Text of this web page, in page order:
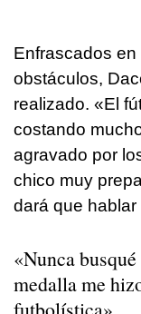
Enfrascados
obstáculos,
realizado. «El
costando
agravado por
chico muy
dará que
«Nunca
medalla me